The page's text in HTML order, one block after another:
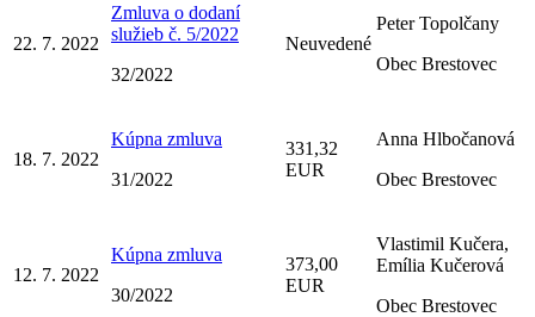
22. 7. 2022
Zmluva o dodaní
služieb č. 5/2022
32/2022
Neuvedené
Peter Topolčany
Obec Brestovec
18. 7. 2022
Kúpna zmluva
31/2022
331,32
EUR
Anna Hlbočanová
Obec Brestovec
12. 7. 2022
Kúpna zmluva
30/2022
373,00
EUR
Vlastimil Kučera,
Emília Kučerová
Obec Brestovec